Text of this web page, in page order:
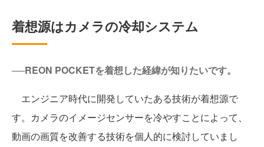
着想源はカメラの冷却システム
──REON POCKETを着想した経緯が知りたいです。
エンジニア時代に開発していたある技術が着想源で
す。カメラのイメージセンサーを冷やすことによって、
動画の画質を改善する技術を個人的に検討していまし